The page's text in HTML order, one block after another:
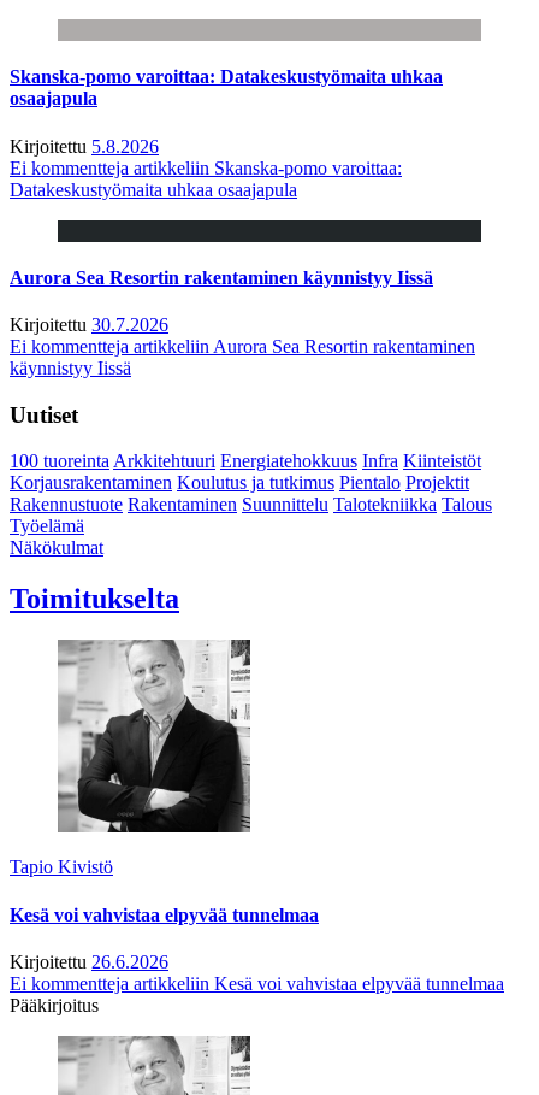
Skanska-pomo varoittaa: Datakeskustyömaita uhkaa
osaajapula
Kirjoitettu 5.8.2026
Ei kommentteja artikkeliin Skanska-pomo varoittaa:
Datakeskustyömaita uhkaa osaajapula
Aurora Sea Resortin rakentaminen käynnistyy Iissä
Kirjoitettu 30.7.2026
Ei kommentteja artikkeliin Aurora Sea Resortin rakentaminen
käynnistyy Iissä
Uutiset
100 tuoreintaArkkitehtuuri Energiatehokkuus Infra Kiinteistöt
Korjausrakentaminen Koulutus ja tutkimus Pientalo Projektit
Rakennustuote Rakentaminen Suunnittelu Talotekniikka Talous
Työelämä
Näkökulmat
Toimitukselta
Tapio Kivistö
Kesä voi vahvistaa elpyvää tunnelmaa
Kirjoitettu 26.6.2026
Ei kommentteja artikkeliin Kesä voi vahvistaa elpyvää tunnelmaa
Pääkirjoitus